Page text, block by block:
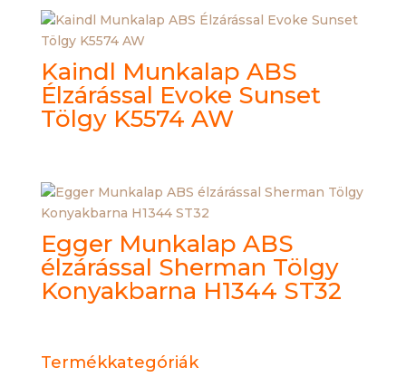
Kaindl Munkalap ABS
Élzárással Evoke Sunset
Tölgy K5574 AW
Egger Munkalap ABS
élzárással Sherman Tölgy
Konyakbarna H1344 ST32
Termékkategóriák